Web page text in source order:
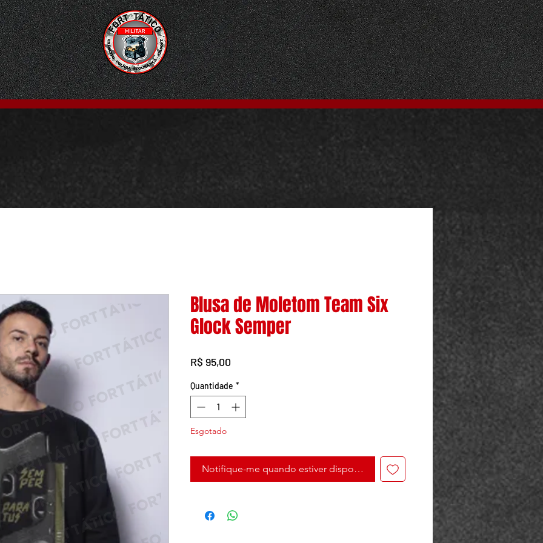
Blusa de Moletom Team Six
Glock Semper
R$ 95,00
Quantidade *
Esgotado
Notifique-me quando estiver disponível